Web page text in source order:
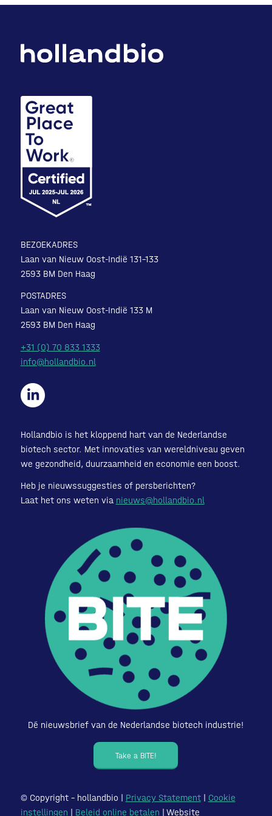
BEZOEKADRES
Laan van Nieuw Oost-Indië 131-133
2593 BM Den Haag
POSTADRES
Laan van Nieuw Oost-Indië 133 M
2593 BM Den Haag
+31 (0) 70 833 1333
info@hollandbio.nl
Hollandbio is het kloppend hart van de Nederlandse
biotech sector. Met innovaties van wereldniveau geven
we gezondheid, duurzaamheid en economie een boost.
Heb je nieuwssuggesties of persberichten?
Laat het ons weten via nieuws@hollandbio.nl
Dé nieuwsbrief van de Nederlandse biotech industrie!
Take a BITE!
© Copyright – hollandbio | Privacy Statement| Cookie
instellingen
Beleid online betalen | Website